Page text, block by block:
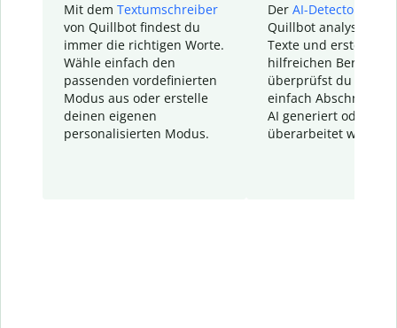
Mit dem Textumschreiber
von Quillbot findest du
immer die richtigen Worte.
Wähle einfach den
passenden vordefinierten
Modus aus oder erstelle
deinen eigenen
personalisierten Modus.
Der AI-Detector
Quillbot analysiert
Texte und erstellt
hilfreichen Bericht.
überprüfst du
einfach Abschnitte,
AI generiert oder
überarbeitet wurden.